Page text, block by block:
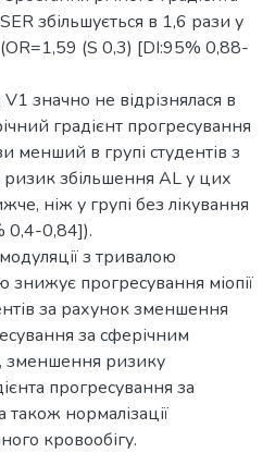
збільшується в 1,6 рази у
(OR=1,59 (S 0,3) [DI:95% 0,88-
значно не відрізнялася в
градієнт прогресування
менший в групі студентів з
ризик збільшення AL у цих
ніж у групі без лікування
0,4-0,84]).
з тривалою
знижує прогресування міопії
за рахунок зменшення
за сферічним
зменшення ризику
прогресування за
нормалізації
кровообігу.